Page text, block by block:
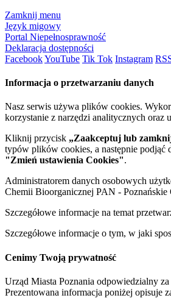
Zamknij menu
Język migowy
Portal Niepełnosprawność
Deklaracja dostępności
FacebookYouTube Tik Tok Instagram
Informacja o przetwarzaniu danych
Nasz serwis używa plików cookies.
korzystanie z narzędzi analitycznych oraz
Kliknij przycisk „Zaakceptuj lub
typów plików cookies, a następnie podjąć
"Zmień ustawienia Cookies".
Administratorem danych osobowych
Chemii Bioorganicznej PAN -
Szczegółowe informacje na temat
Szczegółowe informacje o tym, w jaki
Cenimy Twoją prywatność
Urząd Miasta Poznania odpowiedzialny
Prezentowana informacja poniżej opisuje